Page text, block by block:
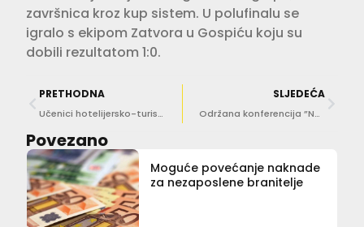
završnica kroz kup sistem. U polufinalu se
igralo s ekipom Zatvora u Gospiću koju su
dobili rezultatom 1:0.
PRETHODNA
Učenici hotelijersko-turističkog smjera otkrili kako neuroznanost mijenja poslovni svijet
SLJEDEĆA
Održana konferencija ”Naše More” o održivoj budućnosti pomorske industrije
Povezano
Moguće povećanje naknade
za nezaposlene branitelje